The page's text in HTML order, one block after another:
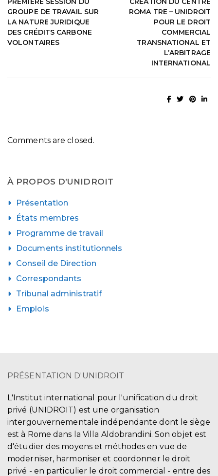
GROUPE DE TRAVAIL SUR
LA NATURE JURIDIQUE
DES CRÉDITS CARBONE
VOLONTAIRES
ROMA TRE – UNIDROIT
POUR LE DROIT
COMMERCIAL
TRANSNATIONAL ET
L’ARBITRAGE
INTERNATIONAL
Comments are closed.
À PROPOS D’UNIDROIT
Présentation
États membres
Programme de travail
Documents institutionnels
Conseil de Direction
Correspondants
Tribunal administratif
Emplois
PRÉSENTATION D'UNIDROIT
L'Institut international pour l'unification du droit
privé (UNIDROIT) est une organisation
intergouvernementale indépendante dont le siège
est à Rome dans la Villa Aldobrandini. Son objet est
d'étudier des moyens et méthodes en vue de
moderniser, harmoniser et coordonner le droit
privé - en particulier le droit commercial - entre des